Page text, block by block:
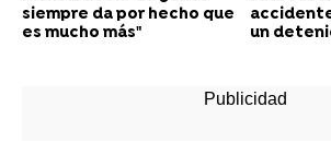
siempre da por hecho que
es mucho más"
un